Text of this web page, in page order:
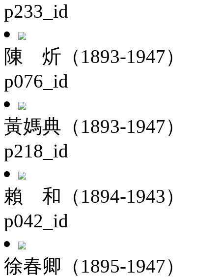
p233_id
陳 炘（1893-1947）
p076_id
黃媽典（1893-1947）
p218_id
賴 和（1894-1943）
p042_id
徐春卿（1895-1947）